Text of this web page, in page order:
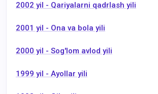
2002 yil - Qariyalarni qadrlash yili
2001 yil - Ona va bola yili
2000 yil - Sog'lom avlod yili
1999 yil - Ayollar yili